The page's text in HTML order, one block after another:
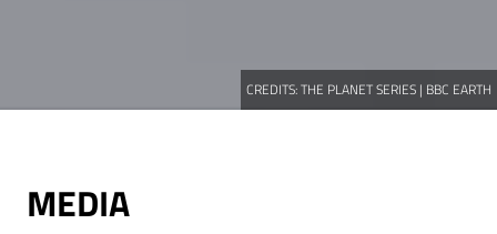
CREDITS:THE PLANET SERIES | BBC EARTH
MEDIA